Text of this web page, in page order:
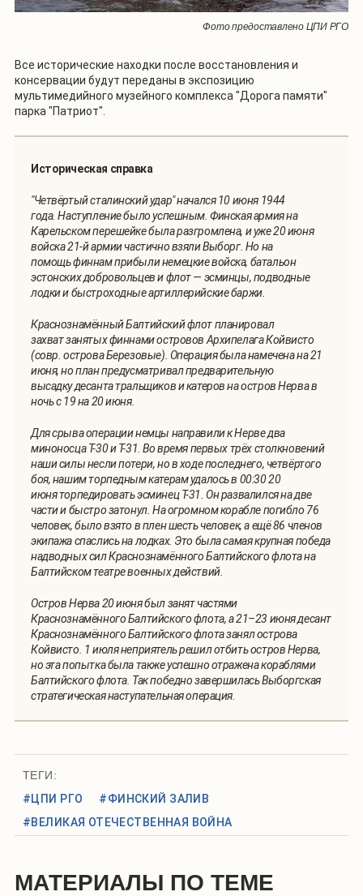
Фото предоставлено ЦПИ РГО
Все исторические находки после восстановления и
консервации будут переданы в экспозицию
мультимедийного музейного комплекса "Дорога памяти"
парка "Патриот".
Историческая справка
"Четвёртый сталинский удар" начался 10 июня 1944
года. Наступление было успешным. Финская армия на
Карельском перешейке была разгромлена, и уже 20 июня
войска 21-й армии частично взяли Выборг. Но на
помощь финнам прибыли немецкие войска, батальон
эстонских добровольцев и флот — эсминцы, подводные
лодки и быстроходные артиллерийские баржи.
Краснознамённый Балтийский флот планировал
захват занятых финнами островов Архипелага Койвисто
(совр. острова Березовые). Операция была намечена на 21
июня, но план предусматривал предварительную
высадку десанта тральщиков и катеров на остров Нерва в
ночь с 19 на 20 июня.
Для срыва операции немцы направили к Нерве два
миноносца Т-30 и Т-31. Во время первых трёх столкновений
наши силы несли потери, но в ходе последнего, четвёртого
боя, нашим торпедным катерам удалось в 00:30 20
июня торпедировать эсминец Т-31. Он развалился на две
части и быстро затонул. На огромном корабле погибло 76
человек, было взято в плен шесть человек, а ещё 86 членов
экипажа спаслись на лодках. Это была самая крупная победа
надводных сил Краснознамённого Балтийского флота на
Балтийском театре военных действий.
Остров Нерва 20 июня был занят частями
Краснознамённого Балтийского флота, а 21–23 июня десант
Краснознамённого Балтийского флота занял острова
Койвисто. 1 июля неприятель решил отбить остров Нерва,
но эта попытка была также успешно отражена кораблями
Балтийского флота. Так победно завершилась Выборгская
стратегическая наступательная операция.
ТЕГИ:
#ЦПИ РГО
#ФИНСКИЙ ЗАЛИВ
#ВЕЛИКАЯ ОТЕЧЕСТВЕННАЯ ВОЙНА
МАТЕРИАЛЫ ПО ТЕМЕ